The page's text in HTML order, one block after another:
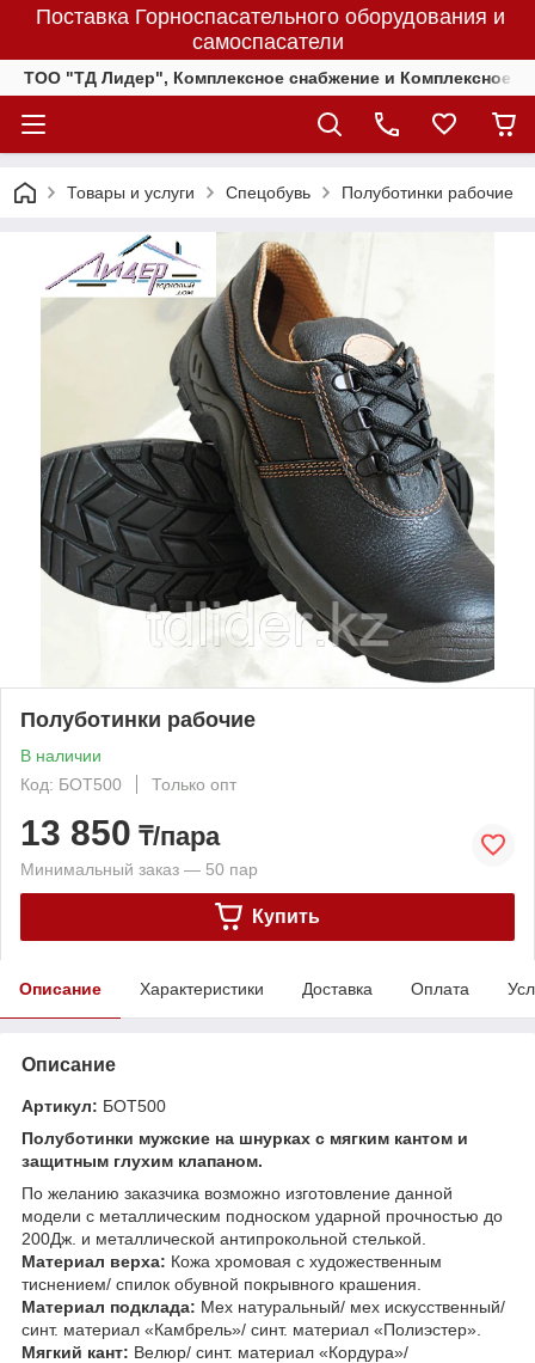
Поставка Горноспасательного оборудования и
самоспасатели
ТОО "ТД Лидер", Комплексное снабжение и Комплексное
Товары и услуги Спецобувь Полуботинки рабочие
Полуботинки рабочие
В наличии
Код: БОТ500
Только опт
13 850 ₸/пара
Минимальный заказ — 50 пар
Купить
Описание Характеристики Доставка Оплата
Описание
Артикул: БОТ500
Полуботинки мужские на шнурках с мягким кантом и
защитным глухим клапаном.
По желанию заказчика возможно изготовление данной
модели с металлическим подноском ударной прочностью до
200Дж. и металлической антипрокольной стелькой.
Материал верха: Кожа хромовая с художественным
тиснением/ спилок обувной покрывного крашения.
Материал подклада: Мех натуральный/ мех искусственный/
синт. материал «Камбрель»/ синт. материал «Полиэстер».
Мягкий кант: Велюр/ синт. материал «Кордура»/